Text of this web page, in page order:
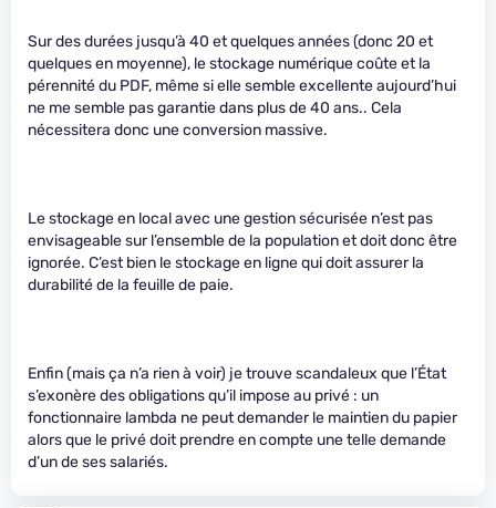
Sur des durées jusqu’à 40 et quelques années (donc 20 et
quelques en moyenne), le stockage numérique coûte et la
pérennité du PDF, même si elle semble excellente aujourd’hui
ne me semble pas garantie dans plus de 40 ans.. Cela
nécessitera donc une conversion massive.
Le stockage en local avec une gestion sécurisée n’est pas
envisageable sur l’ensemble de la population et doit donc être
ignorée. C’est bien le stockage en ligne qui doit assurer la
durabilité de la feuille de paie.
Enfin (mais ça n’a rien à voir) je trouve scandaleux que l’État
s’exonère des obligations qu’il impose au privé : un
fonctionnaire lambda ne peut demander le maintien du papier
alors que le privé doit prendre en compte une telle demande
d’un de ses salariés.